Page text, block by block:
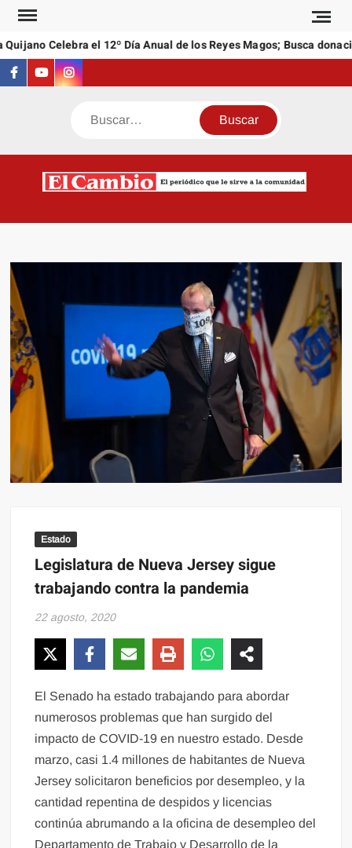
Saltar
contenidoCelebra el 12º Día Anual de los Reyes Magos; Busca
Facebook
YoutubeInstagram
Buscar
Estado
Legislatura de Nueva Jersey sigue
trabajando contra la pandemia
22 agosto, 2020
El Senado ha estado trabajando para abordar
numerosos problemas que han surgido del
impacto de COVID-19 en nuestro estado. Desde
marzo, casi 1.4 millones de habitantes de Nueva
Jersey solicitaron beneficios por desempleo, y la
cantidad repentina de despidos y licencias
continúa abrumando a la oficina de desempleo del
Departamento de Trabajo y Desarrollo de la